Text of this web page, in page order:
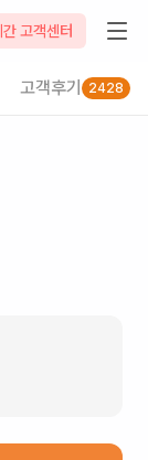
고객센터
고객후기 2428